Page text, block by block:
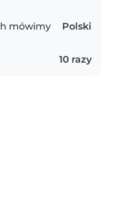
mówimy Polski
10 razy